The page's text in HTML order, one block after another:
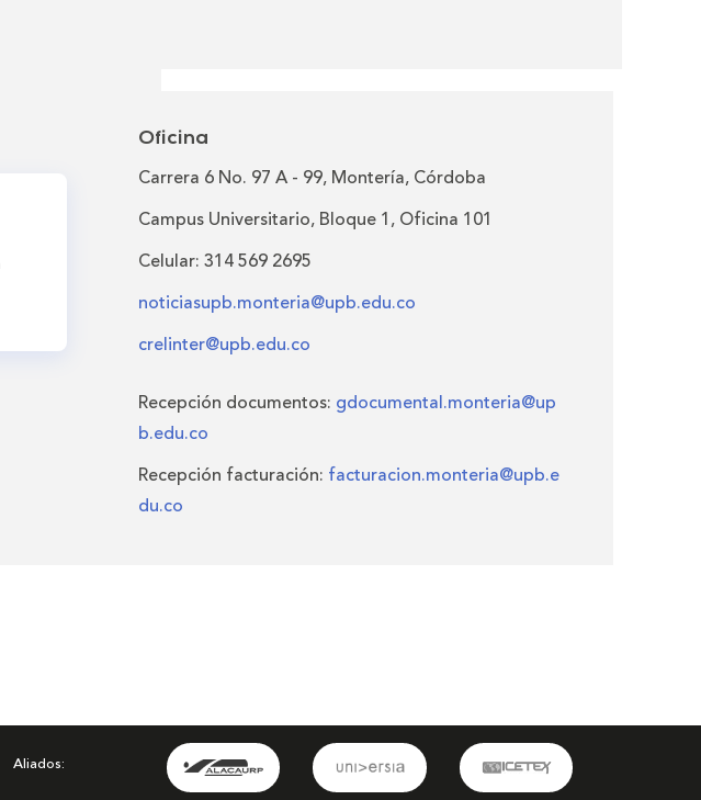
Oficina
Carrera 6 No. 97 A - 99, Montería, Córdoba
Campus Universitario, Bloque 1, Oficina 101
Celular: 314 569 2695
noticiasupb.monteria@upb.edu.co
crelinter@upb.edu.co
Recepción documentos: gdocumental.monteria@up
b.edu.co
Recepción facturación: facturacion.monteria@upb.e
du.co
Aliados